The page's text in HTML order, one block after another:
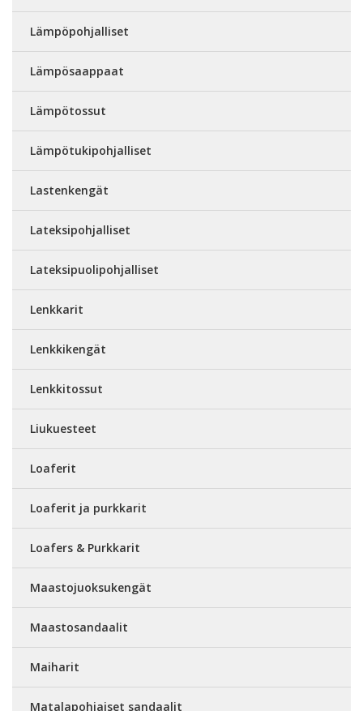
Lämpöpohjalliset
Lämpösaappaat
Lämpötossut
Lämpötukipohjalliset
Lastenkengät
Lateksipohjalliset
Lateksipuolipohjalliset
Lenkkarit
Lenkkikengät
Lenkkitossut
Liukuesteet
Loaferit
Loaferit ja purkkarit
Loafers & Purkkarit
Maastojuoksukengät
Maastosandaalit
Maiharit
Matalapohjaiset sandaalit